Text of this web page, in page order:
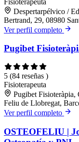
Despertarpélvico /
Bertrand, 29, 08980
Ver perfil completo
Pugibet
5 (84 reseñas )
Fisioterapeuta
Pugibet Fisioteràpia,
Feliu de Llobregat,
Ver perfil completo
OSTEOFELIU |